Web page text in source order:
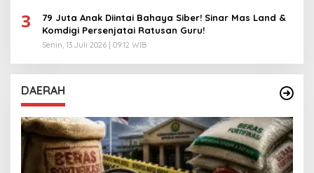
3
79 Juta Anak Diintai Bahaya Siber! Sinar Mas Land &
Komdigi Persenjatai Ratusan Guru!
Senin, 13 Juli 2026 | 09:12 WIB
DAERAH